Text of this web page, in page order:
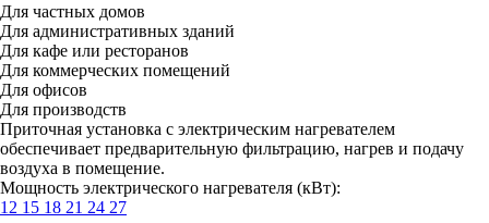
Для частных домов
Для административных зданий
Для кафе или ресторанов
Для коммерческих помещений
Для офисов
Для производств
Приточная установка с электрическим нагревателем
обеспечивает предварительную фильтрацию, нагрев и подачу
воздуха в помещение.
Мощность электрического нагревателя (кВт):
12 15 18 21 24 27